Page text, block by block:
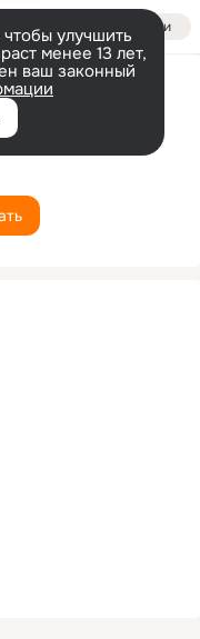
Войти
улучшить
менее 13 лет,
ваш законный